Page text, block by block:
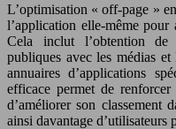
L’optimisation « off-page »
l’application elle-même
Cela inclut l’obtention
publiques avec les médias
annuaires d’applications
efficace permet de
d’améliorer son classement
ainsi davantage d’utilisateurs